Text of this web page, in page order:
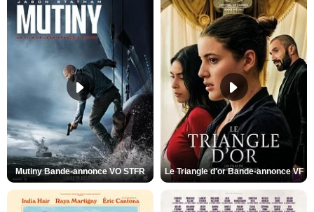
Mutiny Bande-annonce VO STFR Le Triangle d'or Bande-annonce VF